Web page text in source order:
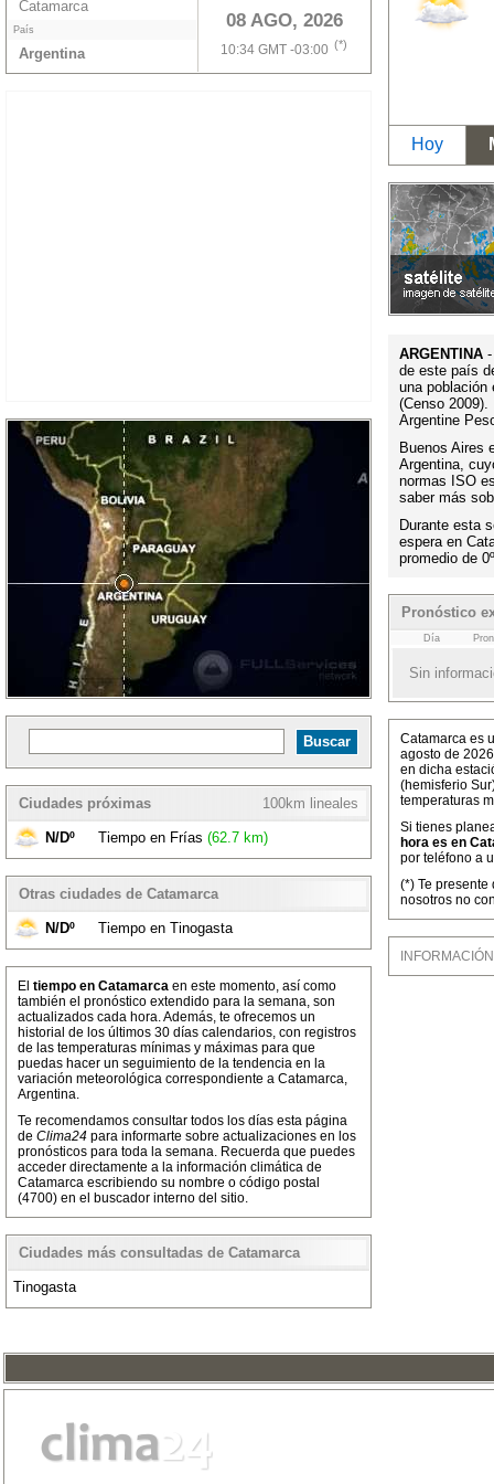
08 AGO, 2026
10:34 GMT -03:00 (*)
Catamarca
País
Argentina
100km lineales
Ciudades próximas
N/Dº Tiempo en Frías (62.7 km)
Otras ciudades de Catamarca
N/Dº Tiempo en Tinogasta
El tiempo en Catamarca en este momento, así como
también el pronóstico extendido para la semana, son
actualizados cada hora. Además, te ofrecemos un
historial de los últimos 30 días calendarios, con registros
de las temperaturas mínimas y máximas para que
puedas hacer un seguimiento de la tendencia en la
variación meteorológica correspondiente a Catamarca,
Argentina.
Te recomendamos consultar todos los días esta página
de Clima24 para informarte sobre actualizaciones en los
pronósticos para toda la semana. Recuerda que puedes
acceder directamente a la información climática de
Catamarca escribiendo su nombre o código postal
(4700) en el buscador interno del sitio.
Ciudades más consultadas de Catamarca
Tinogasta
Hoy
ARGENTINA
de este país
una población
(Censo
Argentine
Buenos Aires
Argentina,
normas ISO
saber más
Durante esta
espera en
promedio de
Pronóstico
Día
Sin
Catamarca es
agosto de
en dicha
(hemisferio
temperaturas
Si tienes
hora es en
por teléfono a
(*) Te
nosotros no